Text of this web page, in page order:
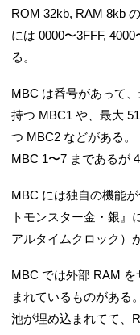
ROM 32kb, RAM 8kb
には 0000〜3FFF,
る。
MBC は番号があって
持つ MBC1 や、最大
つ MBC2 などがある。
MBC 1〜7 まであるが 4
MBC には独自の機能
トモンスター金・銀』
アルタイムクロック）
MBC では外部 RAM
まれているものがある
池が埋め込まれてて、